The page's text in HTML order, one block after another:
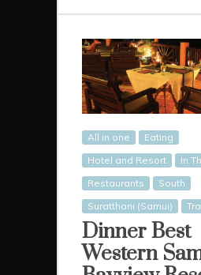
All in one
Eating
Hotel and Resort
In
Restaurants
South
Suratthani (Samui)
Dinner Best
Western